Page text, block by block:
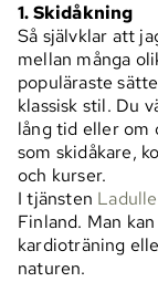
1. Skidåkning
Så självklar att
mellan många
populäraste
klassisk stil. Du
lång tid eller om
som skidåkare,
och kurser.
I tjänsten
Finland. Man
kardioträning
naturen.